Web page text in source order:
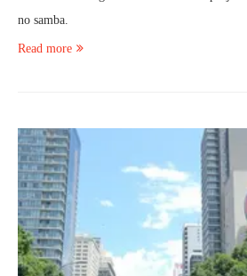
no samba.
Read more